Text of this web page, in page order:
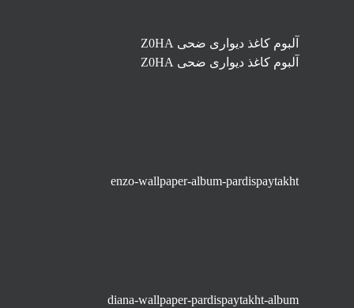
آلبوم کاغذ دیواری ضحی Z0HA
آلبوم کاغذ دیواری ضحی Z0HA
enzo-wallpaper-album-pardispaytakht
diana-wallpaper-pardispaytakht-album